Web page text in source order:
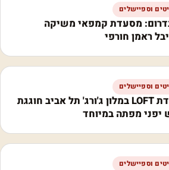
וספיישלים
מסעדת קמפאי משיקה
ראמן חורפי
וספיישלים
מסעדת LOFT במלון ג'ורג' תל אביב חוגגת
יפני מפתה במיוחד
וספיישלים